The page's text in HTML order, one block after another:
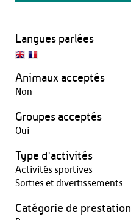
Langues parlées
Animaux acceptés
Non
Groupes acceptés
Oui
Type d'activités
Activités sportives
Sorties et divertissements
Catégorie de prestation